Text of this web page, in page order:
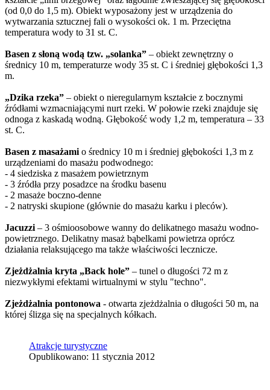
(od 0,0 do 1,5 m). Obiekt wyposażony jest w urządzenia do
wytwarzania sztucznej fali o wysokości ok. 1 m. Przeciętna
temperatura wody to 31 st. C.
Basen z słoną wodą tzw. „solanka” – obiekt zewnętrzny o
średnicy 10 m, temperaturze wody 35 st. C i średniej głębokości 1,3
m.
„Dzika rzeka” – obiekt o nieregularnym kształcie z bocznymi
źródłami wzmacniającymi nurt rzeki. W połowie rzeki znajduje się
odnoga z kaskadą wodną. Głębokość wody 1,2 m, temperatura – 33
st. C.
Basen z masażami o średnicy 10 m i średniej głębokości 1,3 m z
urządzeniami do masażu podwodnego:
- 4 siedziska z masażem powietrznym
- 3 źródła przy posadzce na środku basenu
- 2 masaże boczno-denne
- 2 natryski skupione (głównie do masażu karku i pleców).
Jacuzzi – 3 ośmioosobowe wanny do delikatnego masażu wodno-
powietrznego. Delikatny masaż bąbelkami powietrza oprócz
działania relaksującego ma także właściwości lecznicze.
Zjeżdżalnia kryta „Back hole” – tunel o długości 72 m z
niezwykłymi efektami wirtualnymi w stylu "techno".
Zjeżdżalnia pontonowa - otwarta zjeżdżalnia o długości 50 m, na
której ślizga się na specjalnych kółkach.
Atrakcje turystyczne
Opublikowano: 11 stycznia 2012